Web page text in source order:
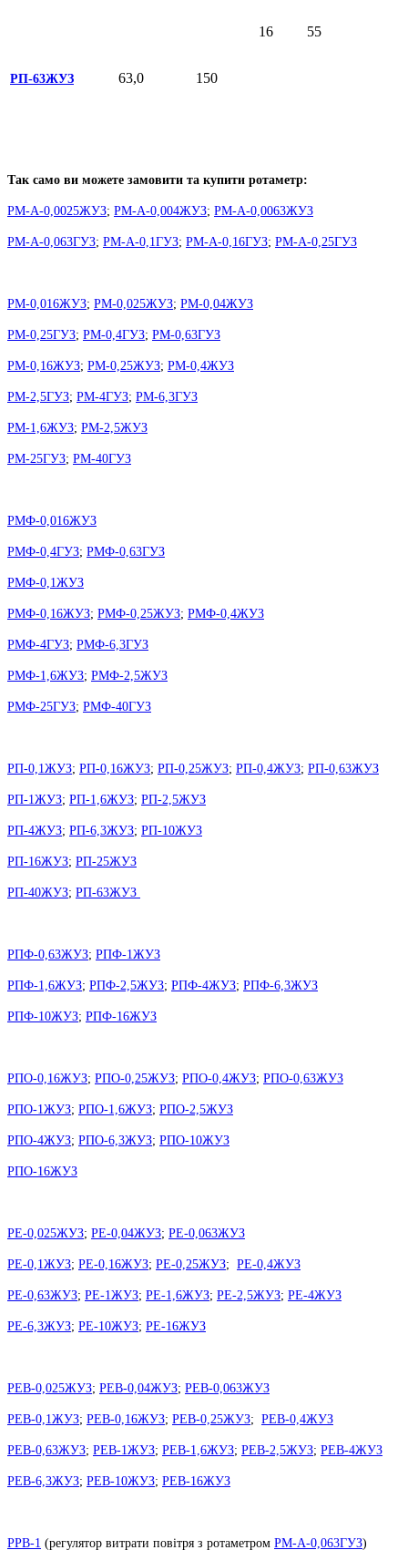
16 55
РП-63ЖУЗ 63,0 150
Так само ви можете замовити та купити ротаметр:
РМ-А-0,0025ЖУЗ; РМ-А-0,004ЖУЗ; РМ-А-0,0063ЖУЗ
РМ-А-0,063ГУЗ; РМ-А-0,1ГУЗ; РМ-А-0,16ГУЗ; РМ-А-0,25ГУЗ
РМ-0,016ЖУЗ; РМ-0,025ЖУЗ; РМ-0,04ЖУЗ
РМ-0,25ГУЗ; РМ-0,4ГУЗ; РМ-0,63ГУЗ
РМ-0,16ЖУЗ; РМ-0,25ЖУЗ; РМ-0,4ЖУЗ
РМ-2,5ГУЗ; РМ-4ГУЗ; РМ-6,3ГУЗ
РМ-1,6ЖУЗ; РМ-2,5ЖУЗ
РМ-25ГУЗ; РМ-40ГУЗ
РМФ-0,016ЖУЗ
РМФ-0,4ГУЗ; РМФ-0,63ГУЗ
РМФ-0,1ЖУЗ
РМФ-0,16ЖУЗ; РМФ-0,25ЖУЗ; РМФ-0,4ЖУЗ
РМФ-4ГУЗ; РМФ-6,3ГУЗ
РМФ-1,6ЖУЗ; РМФ-2,5ЖУЗ
РМФ-25ГУЗ; РМФ-40ГУЗ
РП-0,1ЖУЗ; РП-0,16ЖУЗ; РП-0,25ЖУЗ; РП-0,4ЖУЗ; РП-0,63ЖУЗ
РП-1ЖУЗ; РП-1,6ЖУЗ; РП-2,5ЖУЗ
РП-4ЖУЗ; РП-6,3ЖУЗ; РП-10ЖУЗ
РП-16ЖУЗ; РП-25ЖУЗ
РП-40ЖУЗ; РП-63ЖУЗ
РПФ-0,63ЖУЗ; РПФ-1ЖУЗ
РПФ-1,6ЖУЗ; РПФ-2,5ЖУЗ; РПФ-4ЖУЗ; РПФ-6,3ЖУЗ
РПФ-10ЖУЗ; РПФ-16ЖУЗ
РПО-0,16ЖУЗ; РПО-0,25ЖУЗ; РПО-0,4ЖУЗ; РПО-0,63ЖУЗ
РПО-1ЖУЗ; РПО-1,6ЖУЗ; РПО-2,5ЖУЗ
РПО-4ЖУЗ; РПО-6,3ЖУЗ; РПО-10ЖУЗ
РПО-16ЖУЗ
РЕ-0,025ЖУЗ; РЕ-0,04ЖУЗ; РЕ-0,063ЖУЗ
РЕ-0,1ЖУЗ; РЕ-0,16ЖУЗ; РЕ-0,25ЖУЗ; РЕ-0,4ЖУЗ
РЕ-0,63ЖУЗ; РЕ-1ЖУЗ; РЕ-1,6ЖУЗ; РЕ-2,5ЖУЗ; РЕ-4ЖУЗ
РЕ-6,3ЖУЗ; РЕ-10ЖУЗ; РЕ-16ЖУЗ
РЕВ-0,025ЖУЗ; РЕВ-0,04ЖУЗ; РЕВ-0,063ЖУЗ
РЕВ-0,1ЖУЗ; РЕВ-0,16ЖУЗ; РЕВ-0,25ЖУЗ; РЕВ-0,4ЖУЗ
РЕВ-0,63ЖУЗ; РЕВ-1ЖУЗ; РЕВ-1,6ЖУЗ; РЕВ-2,5ЖУЗ; РЕВ-4ЖУЗ
РЕВ-6,3ЖУЗ; РЕВ-10ЖУЗ; РЕВ-16ЖУЗ
РРВ-1 (регулятор витрати повітря з ротаметром РМ-А-0,063ГУЗ)